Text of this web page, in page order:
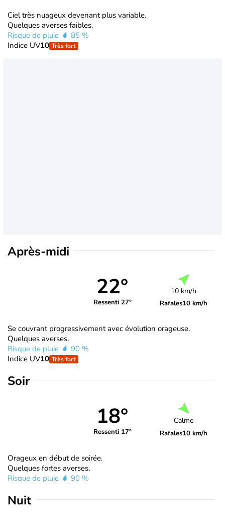
Ciel très nuageux devenant plus variable.
Quelques averses faibles.
Risque de pluie
85 %
Indice UV10 Très fort
Après-midi
22°
Ressenti 27°
10 km/h
Rafales10 km/h
Se couvrant progressivement avec évolution orageuse.
Quelques averses.
Risque de pluie
90 %
Indice UV10 Très fort
Soir
18°
Ressenti 17°
Calme
Rafales10 km/h
Orageux en début de soirée.
Quelques fortes averses.
Risque de pluie
90 %
Nuit